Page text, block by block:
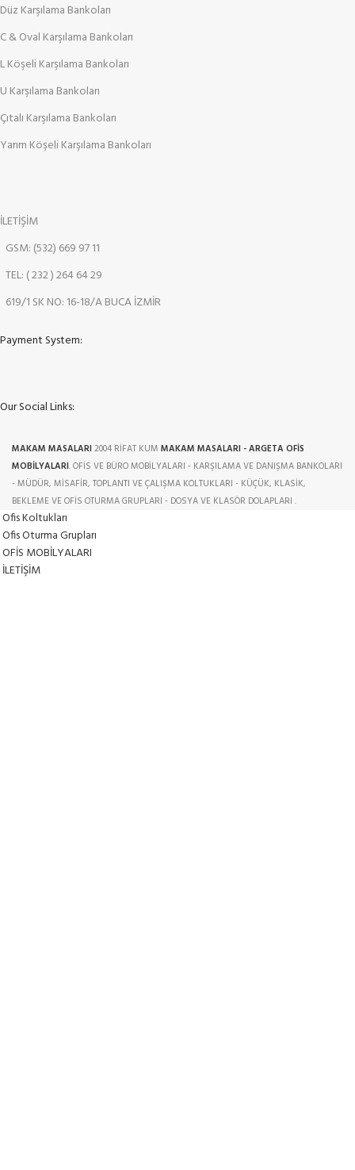
Düz Karşılama Bankoları
C & Oval Karşılama Bankoları
L Köşeli Karşılama Bankoları
U Karşılama Bankoları
Çıtalı Karşılama Bankoları
Yarım Köşeli Karşılama Bankoları
İLETİŞİM
GSM: (532) 669 97 11
TEL: ( 232 ) 264 64 29
619/1 SK NO: 16-18/A BUCA İZMİR
Payment System:
Our Social Links:
MAKAM MASALARI 2004 RİFAT KUM MAKAM MASALARI - ARGETA OFİS
MOBİLYALARI. OFİS VE BÜRO MOBİLYALARI - KARŞILAMA VE DANIŞMA BANKOLARI
- MÜDÜR, MİSAFİR, TOPLANTI VE ÇALIŞMA KOLTUKLARI - KÜÇÜK, KLASİK,
BEKLEME VE OFİS OTURMA GRUPLARI - DOSYA VE KLASÖR DOLAPLARI .
Ofis Koltukları
Ofis Oturma Grupları
OFİS MOBİLYALARI
İLETİŞİM